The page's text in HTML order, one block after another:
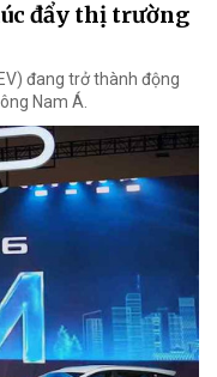
đẩy thị trường
đang trở thành động
Nam Á.